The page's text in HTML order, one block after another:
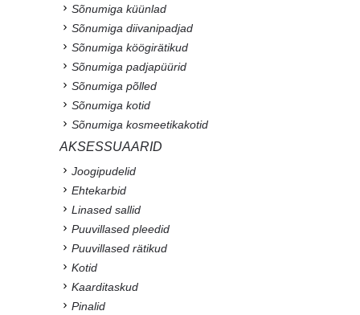
Sõnumiga küünlad
Sõnumiga diivanipadjad
Sõnumiga köögirätikud
Sõnumiga padjapüürid
Sõnumiga põlled
Sõnumiga kotid
Sõnumiga kosmeetikakotid
AKSESSUAARID
Joogipudelid
Ehtekarbid
Linased sallid
Puuvillased pleedid
Puuvillased rätikud
Kotid
Kaarditaskud
Pinalid